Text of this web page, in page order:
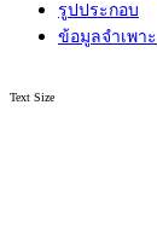
รูปประกอบ
ข้อมูลจำเพาะ
Text Size